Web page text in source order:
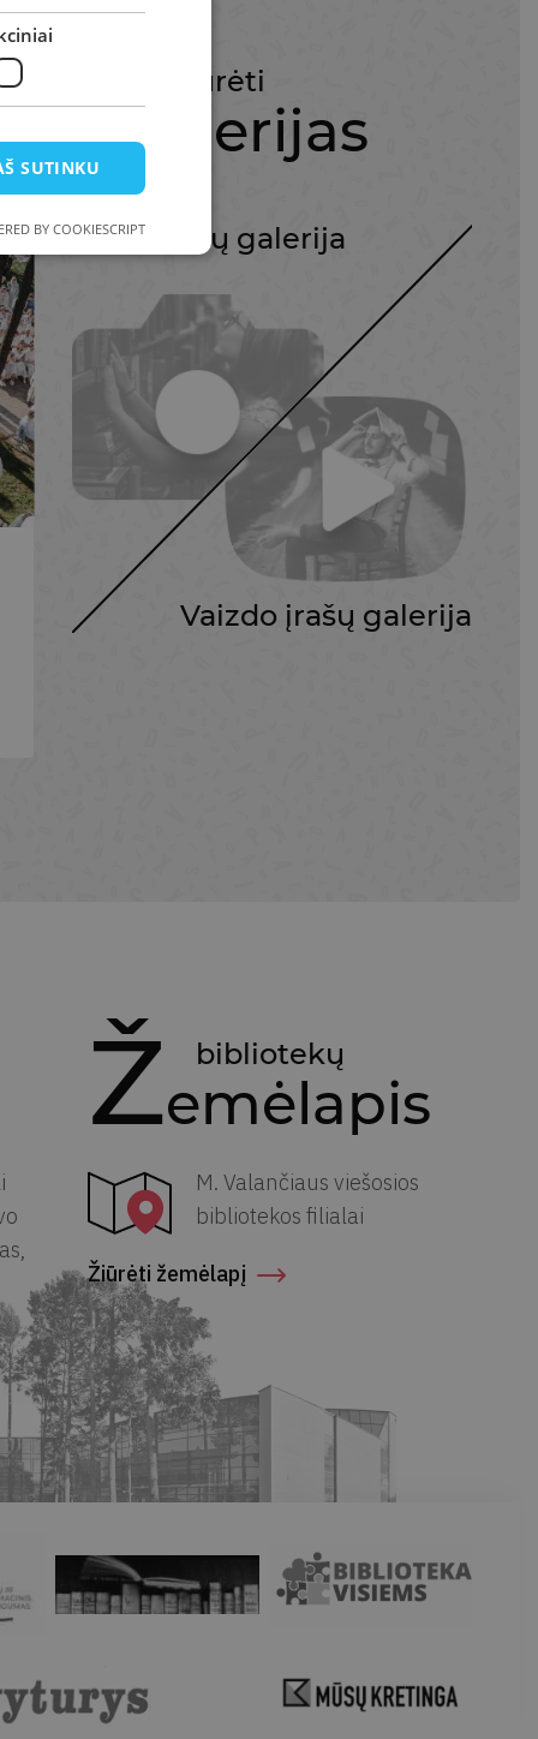
G alerijas
žiūrėti
Nuotraukų galerija
Vaizdo įrašų galerija
ŽEmėlapis
bibliotekų
M. Valančiaus viešosios
bibliotekos filialai
Žiūrėti žemėlapį
SUTINKU
BY COOKIESCRIPT